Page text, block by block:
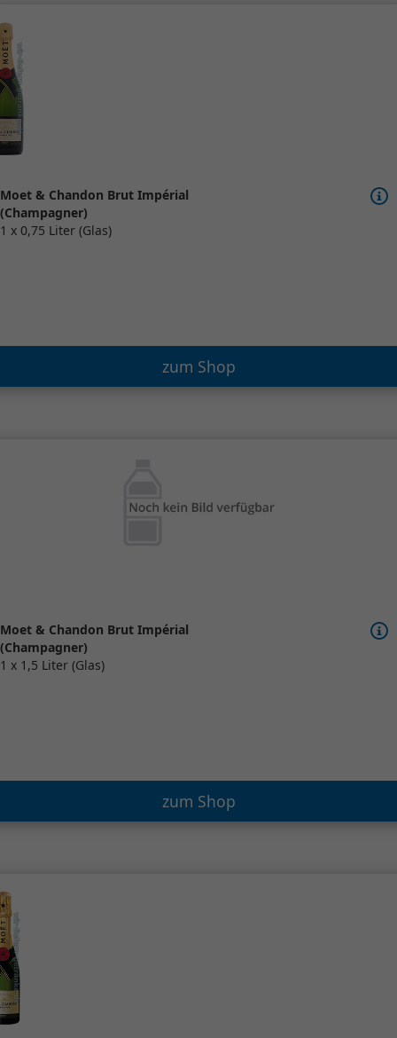
Moet & Chandon Brut Impérial
(Champagner)
1 x 0,75 Liter (Glas)
zum Shop
Moet & Chandon Brut Impérial
(Champagner)
1 x 1,5 Liter (Glas)
zum Shop